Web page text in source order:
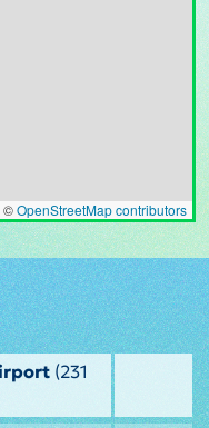
©OpenStreetMap contributors
(231